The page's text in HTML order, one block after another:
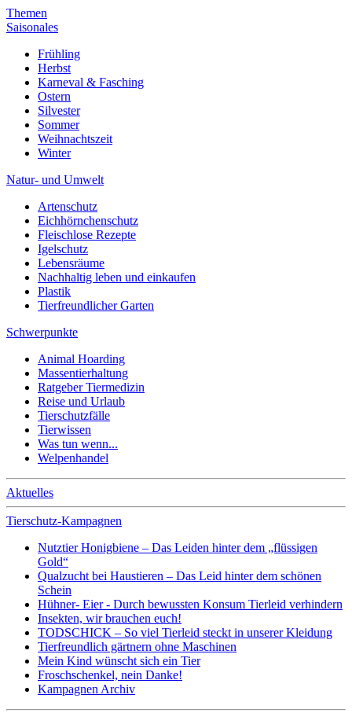
Themen
Saisonales
Frühling
Herbst
Karneval & Fasching
Ostern
Silvester
Sommer
Weihnachtszeit
Winter
Natur- und Umwelt
Artenschutz
Eichhörnchenschutz
Fleischlose Rezepte
Igelschutz
Lebensräume
Nachhaltig leben und einkaufen
Plastik
Tierfreundlicher Garten
Schwerpunkte
Animal Hoarding
Massentierhaltung
Ratgeber Tiermedizin
Reise und Urlaub
Tierschutzfälle
Tierwissen
Was tun wenn...
Welpenhandel
Aktuelles
Tierschutz-Kampagnen
Nutztier Honigbiene – Das Leiden hinter dem „flüssigen
Gold“
Qualzucht bei Haustieren – Das Leid hinter dem schönen
Schein
Hühner- Eier - Durch bewussten Konsum Tierleid verhindern
Insekten, wir brauchen euch!
TODSCHICK – So viel Tierleid steckt in unserer Kleidung
Tierfreundlich gärtnern ohne Maschinen
Mein Kind wünscht sich ein Tier
Froschschenkel, nein Danke!
Kampagnen Archiv